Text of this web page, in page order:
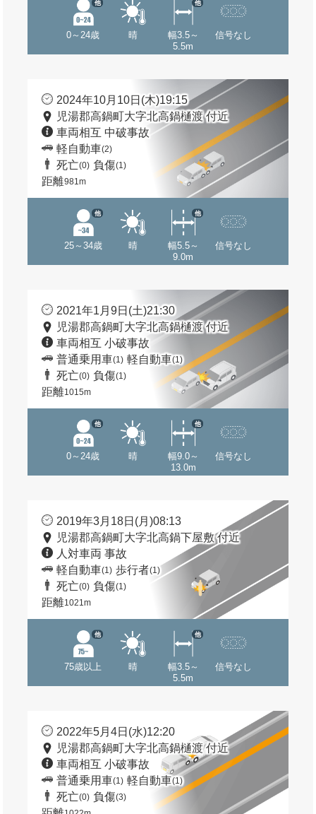
0～24歳
他
晴
幅3.5～
5.5m
他
信号なし
2024年10月10日(木)19:15
児湯郡高鍋町大字北高鍋樋渡 付近
車両相互 中破事故
軽自動車(2)
死亡(0) 負傷(1)
距離981m
25～34歳
他
晴
幅5.5～
9.0m
他
信号なし
2021年1月9日(土)21:30
児湯郡高鍋町大字北高鍋樋渡 付近
車両相互 小破事故
普通乗用車(1) 軽自動車(1)
死亡(0) 負傷(1)
距離1015m
0～24歳
他
晴
幅9.0～
13.0m
他
信号なし
2019年3月18日(月)08:13
児湯郡高鍋町大字北高鍋下屋敷 付近
人対車両 事故
軽自動車(1) 歩行者(1)
死亡(0) 負傷(1)
距離1021m
75歳以上
他
晴
幅3.5～
5.5m
他
信号なし
2022年5月4日(水)12:20
児湯郡高鍋町大字北高鍋樋渡 付近
車両相互 小破事故
普通乗用車(1) 軽自動車(1)
死亡(0) 負傷(3)